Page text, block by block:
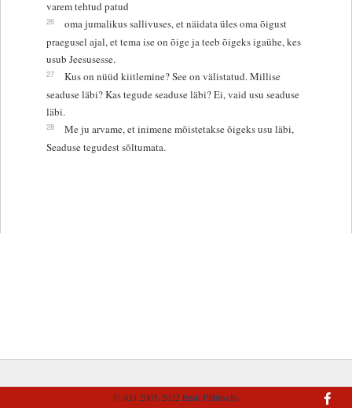
varem tehtud patud
26
oma jumalikus sallivuses, et näidata üles oma õigust
praegusel ajal, et tema ise on õige ja teeb õigeks igaühe, kes
usub Jeesusesse.
27
Kus on nüüd kiitlemine? See on välistatud. Millise
seaduse läbi? Kas tegude seaduse läbi? Ei, vaid usu seaduse
läbi.
28
Me ju arvame, et inimene mõistetakse õigeks usu läbi,
Seaduse tegudest sõltumata.
© AD 2005-2022Eesti Piibliselts